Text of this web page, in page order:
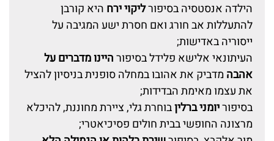
הילדה אנסטסיה בסיפורליקוי ירח היא קורבן
להתעללות אב חורג ואם חסרת ישע המגיבה על
ייסוריה באדישות;
העיתונאי אלישא פלידל בסיפורהיינו מדברים על
אהבה מדביק את אהובו במחלה סופנית בניסיון להציל
את עצמו מאימת הבדידות;
בסיפוריומני ברליןבוחרת גלי, ציירת מחוננת, להיכלא
מרצונה החופשי בבית חולים פסיכיאטרי;